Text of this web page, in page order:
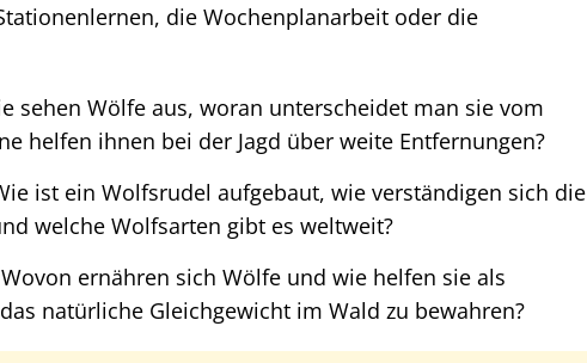
die Wochenplanarbeit oder die
sehen Wölfe aus, woran unterscheidet man sie vom
helfen ihnen bei der Jagd über weite Entfernungen?
ist ein Wolfsrudel aufgebaut, wie verständigen sich die
welche Wolfsarten gibt es weltweit?
Wovon ernähren sich Wölfe und wie helfen sie als
natürliche Gleichgewicht im Wald zu bewahren?